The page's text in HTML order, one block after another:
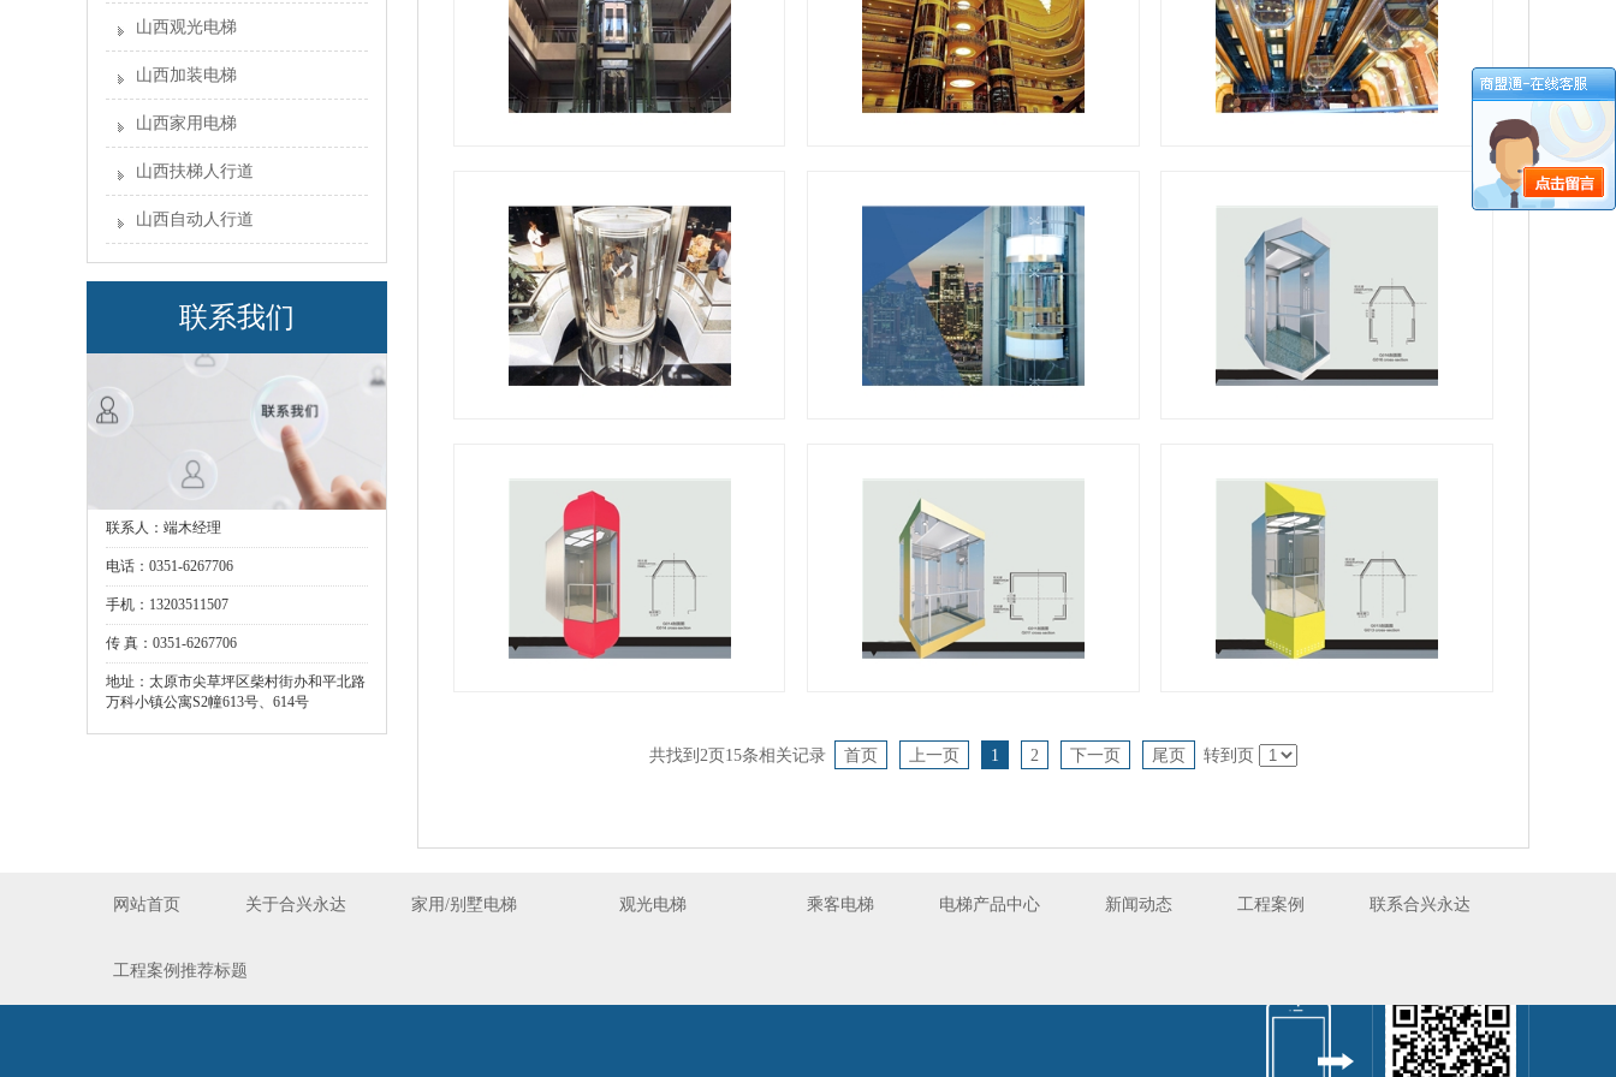
山西观光电梯
山西加装电梯
山西家用电梯
山西扶梯人行道
山西自动人行道
联系我们
联系人：端木经理
电话：0351-6267706
手机：13203511507
传 真：0351-6267706
地址：太原市尖草坪区柴村街办和平北路
万科小镇公寓S2幢613号、614号
共找到 2页 15条相关记录 首页 上一页 1 2 下一页 尾页 转到页
网站首页 关于合兴永达 家用/别墅电梯 观光电梯 乘客电梯 电梯产品中心 新闻动态 工程案例 联系合兴永达
工程案例推荐标题